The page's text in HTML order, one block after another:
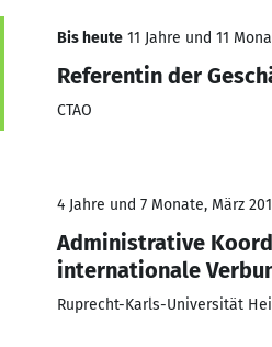
Bis heute 11 Jahre und 11
Referentin der
CTAO
4 Jahre und 7 Monate, März
Administrative
internationale
Ruprecht-Karls-Universität